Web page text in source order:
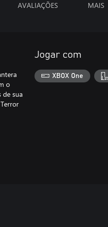
AVALIAÇÕES MAIS
o
de sua
Jogar com
XBOX One